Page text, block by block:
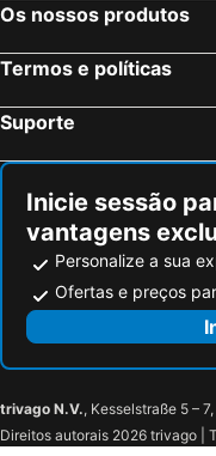
Os nossos produtos
Termos e políticas
Suporte
Inicie sessão
vantagens
Personalize a sua
Ofertas e preços
trivago N.V., Kesselstraße 5 –
Direitos autorais 2026 trivago |